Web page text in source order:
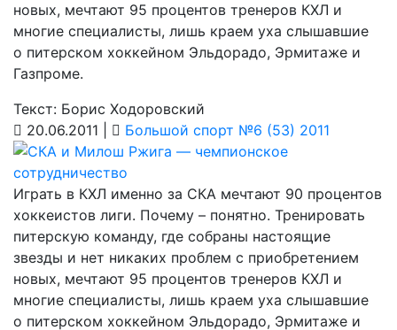
новых, мечтают 95 процентов тренеров КХЛ и
многие специалисты, лишь краем уха слышавшие
о питерском хоккейном Эльдорадо, Эрмитаже и
Газпроме.
Текст: Борис Ходоровский
20.06.2011 |
Большой спорт №6 (53) 2011
Играть в КХЛ именно за СКА мечтают 90 процентов
хоккеистов лиги. Почему – понятно. Тренировать
питерскую команду, где собраны настоящие
звезды и нет никаких проблем с приобретением
новых, мечтают 95 процентов тренеров КХЛ и
многие специалисты, лишь краем уха слышавшие
о питерском хоккейном Эльдорадо, Эрмитаже и